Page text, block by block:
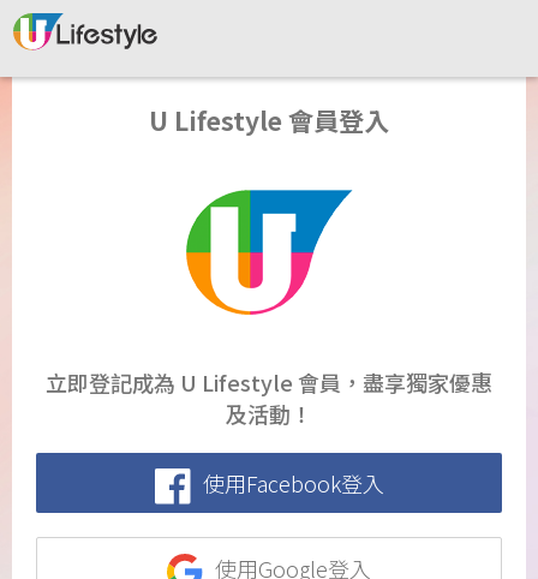
U Lifestyle 會員登入
立即登記成為 U Lifestyle 會員，盡享獨家優惠
及活動！
使用Facebook登入
使用Google登入